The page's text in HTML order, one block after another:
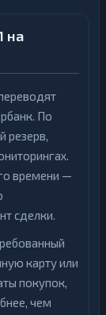
на
По
резерв,
времени —
сделки.
карту или
покупок,
чем